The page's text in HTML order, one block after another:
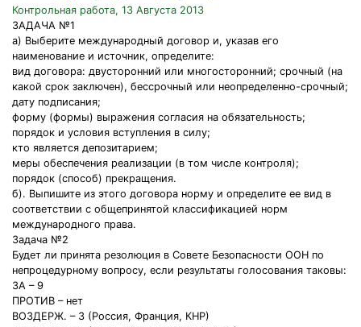
Контрольная работа, 13 Августа 2013
ЗАДАЧА №1
а) Выберите международный договор и, указав его
наименование и источник, определите:
вид договора: двусторонний или многосторонний; срочный (на
какой срок заключен), бессрочный или неопределенно-срочный;
дату подписания;
форму (формы) выражения согласия на обязательность;
порядок и условия вступления в силу;
кто является депозитарием;
меры обеспечения реализации (в том числе контроля);
порядок (способ) прекращения.
б). Выпишите из этого договора норму и определите ее вид в
соответствии с общепринятой классификацией норм
международного права.
Задача №2
Будет ли принята резолюция в Совете Безопасности ООН по
непроцедурному вопросу, если результаты голосования таковы:
ЗА – 9
ПРОТИВ – нет
ВОЗДЕРЖ. – 3 (Россия, Франция, КНР)